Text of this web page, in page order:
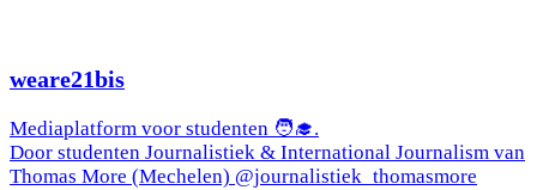
weare21bis
Mediaplatform voor studenten 🧑‍🎓.
Door studenten Journalistiek & International Journalism van
Thomas More (Mechelen) @journalistiek_thomasmore